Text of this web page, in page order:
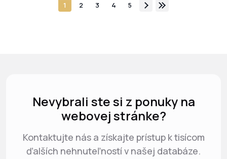
1 2 3 4 5
Nevybrali ste si z ponuky na
webovej stránke?
Kontaktujte nás a získajte prístup k tisícom
ďalších nehnuteľností v našej databáze.